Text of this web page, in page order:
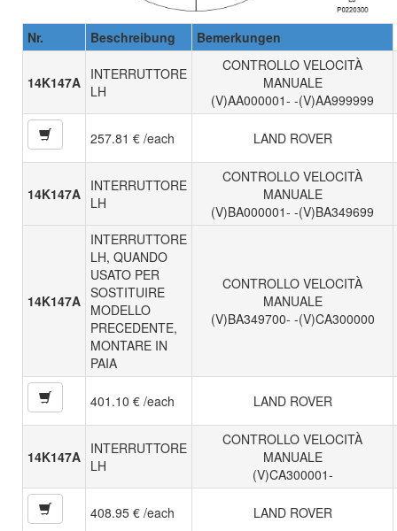
Nr. Beschreibung Bemerkungen
14K147A INTERRUTTORE
LH
CONTROLLO VELOCITÀ
MANUALE
(V)AA000001- -(V)AA999999
257.81 € /each LAND ROVER
14K147A INTERRUTTORE
LH
CONTROLLO VELOCITÀ
MANUALE
(V)BA000001- -(V)BA349699
14K147A
INTERRUTTORE
LH, QUANDO
USATO PER
SOSTITUIRE
MODELLO
PRECEDENTE,
MONTARE IN
PAIA
CONTROLLO VELOCITÀ
MANUALE
(V)BA349700- -(V)CA300000
401.10 € /each LAND ROVER
14K147A INTERRUTTORE
LH
CONTROLLO VELOCITÀ
MANUALE
(V)CA300001-
408.95 € /each LAND ROVER